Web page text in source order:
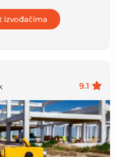
9.1